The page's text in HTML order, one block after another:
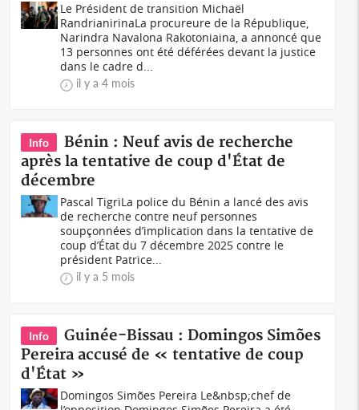
Le Président de transition Michaël
RandrianirinaLa procureure de la République,
Narindra Navalona Rakotoniaina, a annoncé que
13 personnes ont été déférées devant la justice
dans le cadre d...
il y a 4 mois
Info
Bénin : Neuf avis de recherche
après la tentative de coup d'État de
décembre
Pascal TigriLa police du Bénin a lancé des avis
de recherche contre neuf personnes
soupçonnées d’implication dans la tentative de
coup d’État du 7 décembre 2025 contre le
président Patrice...
il y a 5 mois
Info
Guinée-Bissau : Domingos Simões
Pereira accusé de « tentative de coup
d'État »
Domingos Simões Pereira Le&nbsp;chef de